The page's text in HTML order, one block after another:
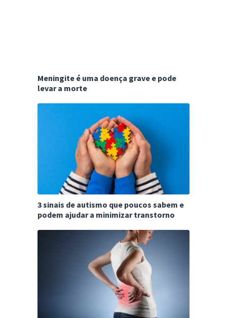
Meningite é uma doença grave e pode
levar a morte
3 sinais de autismo que poucos sabem e
podem ajudar a minimizar transtorno